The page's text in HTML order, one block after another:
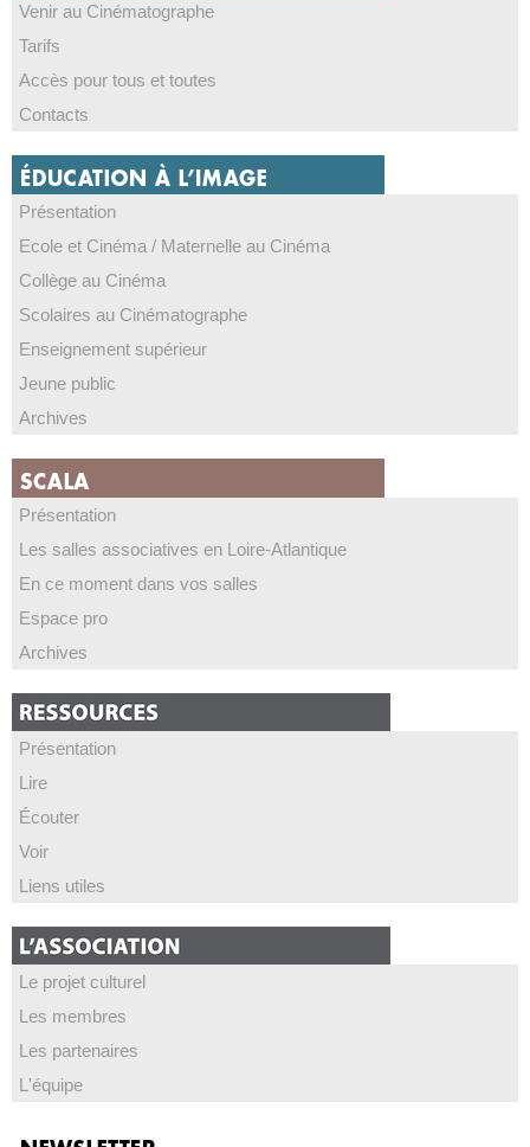
Venir au Cinématographe
Tarifs
Accès pour tous et toutes
Contacts
Présentation
Ecole et Cinéma / Maternelle au Cinéma
Collège au Cinéma
Scolaires au Cinématographe
Enseignement supérieur
Jeune public
Archives
Présentation
Les salles associatives en Loire-Atlantique
En ce moment dans vos salles
Espace pro
Archives
Présentation
Lire
Écouter
Voir
Liens utiles
Le projet culturel
Les membres
Les partenaires
L'équipe